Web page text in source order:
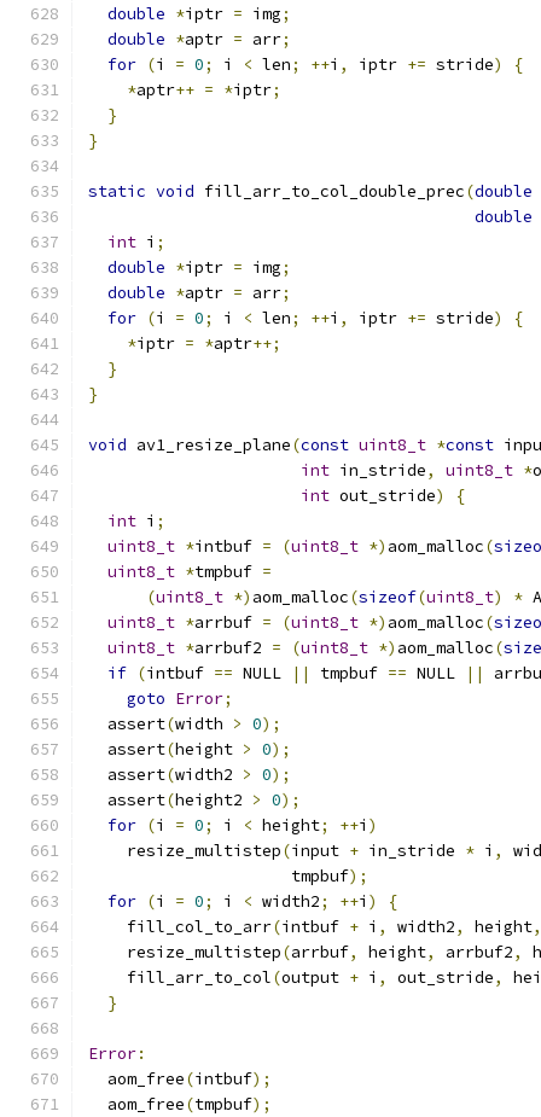
double *iptr = img;
double *aptr = arr;
for (i = 0; i < len; ++i , iptr += stride)
{
*aptr++ = *iptr;
}
}
static void fill_arr_to_col_double_prec(double
double
int i ;
double *iptr = img;
double *aptr = arr;
for (i = 0; i < len; ++i , iptr += stride)
{
*iptr = *aptr++;
}
}
void av1_resize_plane(const uint8_t *const
int in_stride, uint8_t *
int out_stride)
{
int i ;
uint8_t *intbuf = (uint8_t *) aom_malloc(
uint8_t *tmpbuf =
(uint8_t *) aom_malloc(sizeof(uint8_t) *
uint8_t *arrbuf = (uint8_t *) aom_malloc(
uint8_t *arrbuf2 = (uint8_t *) aom_malloc(
if (intbuf == NULL || tmpbuf == NULL ||
goto Error;
  assert
(width > 0);
  assert
(height > 0);
  assert
(width2 > 0);
  assert
(height2 > 0);
for (i = 0; i < height; ++i )
    resize_multistep
(input + in_stride * i ,
                     tmpbuf
);
for (i = 0; i < width2; ++i )
{
    fill_col_to_arr
(intbuf + i , width2, height,
    resize_multistep
(arrbuf, height, arrbuf2,
    fill_arr_to_col
(output + i , out_stride,
}
Error:
  aom_free
(intbuf);
  aom_free
(tmpbuf);